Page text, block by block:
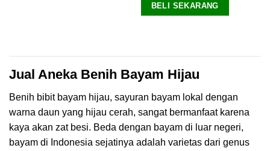
BELI SEKARANG
Jual Aneka Benih Bayam Hijau
Benih bibit bayam hijau, sayuran bayam lokal dengan
warna daun yang hijau cerah, sangat bermanfaat karena
kaya akan zat besi. Beda dengan bayam di luar negeri,
bayam di Indonesia sejatinya adalah varietas dari genus